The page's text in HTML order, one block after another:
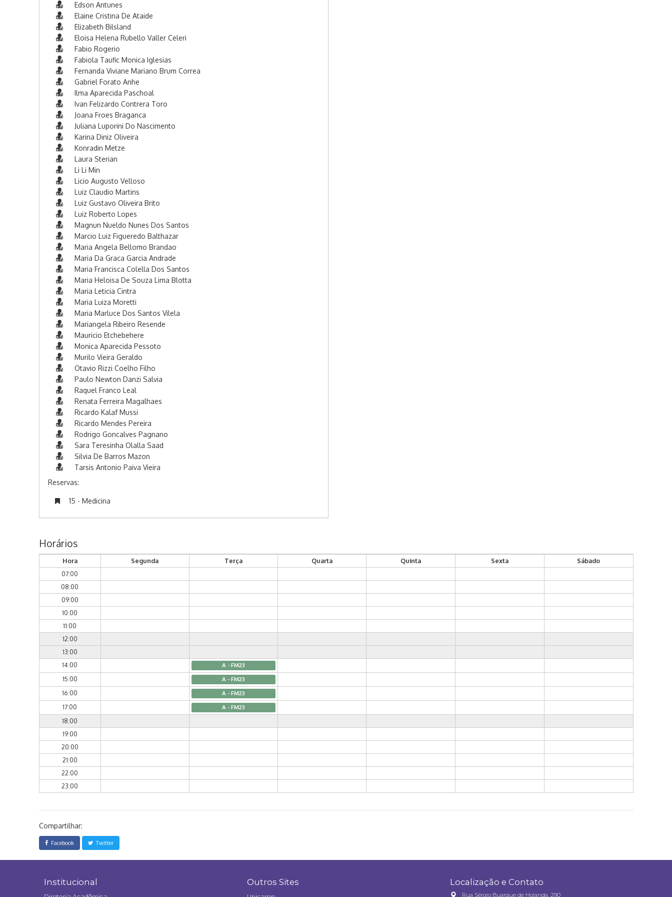
Edson Antunes
Elaine Cristina De Ataide
Elizabeth Bilsland
Eloisa Helena Rubello Valler Celeri
Fabio Rogerio
Fabiola Taufic Monica Iglesias
Fernanda Viviane Mariano Brum Correa
Gabriel Forato Anhe
Ilma Aparecida Paschoal
Ivan Felizardo Contrera Toro
Joana Froes Braganca
Juliana Luporini Do Nascimento
Karina Diniz Oliveira
Konradin Metze
Laura Sterian
Li Li Min
Licio Augusto Velloso
Luiz Claudio Martins
Luiz Gustavo Oliveira Brito
Luiz Roberto Lopes
Magnun Nueldo Nunes Dos Santos
Marcio Luiz Figueredo Balthazar
Maria Angela Bellomo Brandao
Maria Da Graca Garcia Andrade
Maria Francisca Colella Dos Santos
Maria Heloisa De Souza Lima Blotta
Maria Leticia Cintra
Maria Luiza Moretti
Maria Marluce Dos Santos Vilela
Mariangela Ribeiro Resende
Mauricio Etchebehere
Monica Aparecida Pessoto
Murilo Vieira Geraldo
Otavio Rizzi Coelho Filho
Paulo Newton Danzi Salvia
Raquel Franco Leal
Renata Ferreira Magalhaes
Ricardo Kalaf Mussi
Ricardo Mendes Pereira
Rodrigo Goncalves Pagnano
Sara Teresinha Olalla Saad
Silvia De Barros Mazon
Tarsis Antonio Paiva Vieira
Reservas:
15 - Medicina
Horários
Hora Segunda Terça Quarta Quinta Sexta
Sábado
07:00
08:00
09:00
10:00
11:00
12:00
13:00
14:00
A - FM23
15:00 A - FM23
16:00 A - FM23
17:00 A - FM23
18:00
19:00
20:00
21:00
22:00
23:00
Compartilhar:
Facebook Twitter
Institucional Outros Sites Localização e Contato
Rua Sérgio Buarque de Holanda, 290